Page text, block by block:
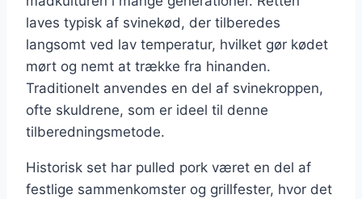
laves typisk af svinekød, der tilberedes
langsomt ved lav temperatur, hvilket gør kødet
mørt og nemt at trække fra hinanden.
Traditionelt anvendes en del af svinekroppen,
ofte skuldrene, som er ideel til denne
tilberedningsmetode.
Historisk set har pulled pork været en del af
festlige sammenkomster og grillfester, hvor det